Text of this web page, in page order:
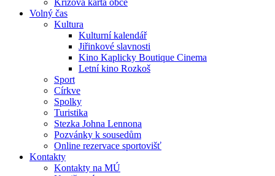
Krizová karta obce
Volný čas
Kultura
Kulturní kalendář
Jiřinkové slavnosti
Kino Kaplicky Boutique Cinema
Letní kino Rozkoš
Sport
Církve
Spolky
Turistika
Stezka Johna Lennona
Pozvánky k sousedům
Online rezervace sportovišť
Kontakty
Kontakty na MÚ